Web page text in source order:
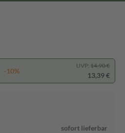
-10%
UVP: 14,90 €
13,39 €
sofort lieferbar